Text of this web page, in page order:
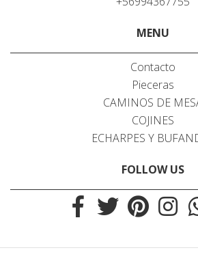
MENU
Contacto
Pieceras
CAMINOS DE
COJINES
ECHARPES Y
FOLLOW US